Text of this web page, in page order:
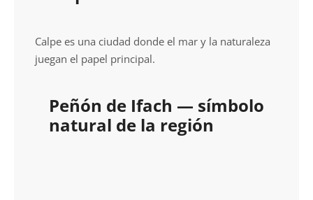
Calpe es una ciudad donde el mar y la naturaleza
juegan el papel principal.
Peñón de Ifach — símbolo
natural de la región